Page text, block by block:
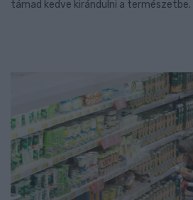
támad kedve kirándulni a természetbe.